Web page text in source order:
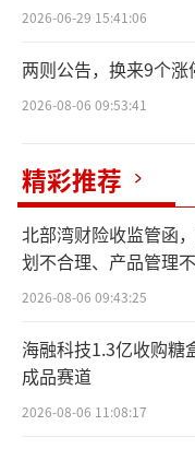
行国际化布局
店规模收缩情
新，全国化扩张
门店数量不
钱大妈成立
肉”的日清模式
迅速发展成为社
年开始，相继获
和智投资在内多
2026-06-29 15:41:06
两则公告，换来9个涨
2026-08-06 09:53:41
精彩推荐
北部湾财险收监管函
划不合理、产品管理
点”
2026-08-06 09:43:25
海融科技1.3亿收购糖
成品赛道
2026-08-06 11:08:17